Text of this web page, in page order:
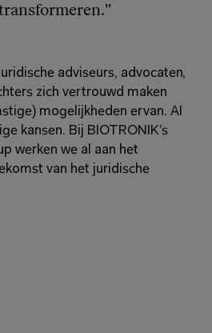
adviseurs, advocaten,
zich vertrouwd maken
mogelijkheden ervan. AI
kansen. Bij BIOTRONIK’s
werken we al aan het
van het juridische